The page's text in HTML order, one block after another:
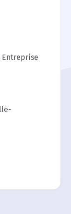
Entreprise